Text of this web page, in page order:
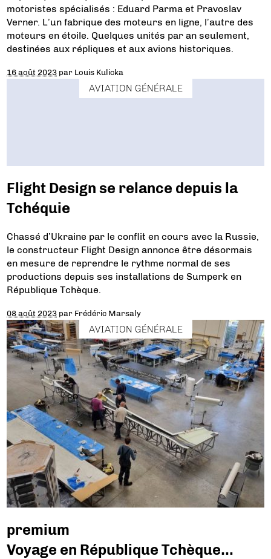
motoristes spécialisés : Eduard Parma et Pravoslav
Verner. L’un fabrique des moteurs en ligne, l’autre des
moteurs en étoile. Quelques unités par an seulement,
destinées aux répliques et aux avions historiques.
16 août 2023 par Louis Kulicka
AVIATION GÉNÉRALE
Flight Design se relance depuis la
Tchéquie
Chassé d’Ukraine par le conflit en cours avec la Russie,
le constructeur Flight Design annonce être désormais
en mesure de reprendre le rythme normal de ses
productions depuis ses installations de Sumperk en
République Tchèque.
08 août 2023 par Frédéric Marsaly
AVIATION GÉNÉRALE
premium
Voyage en République Tchèque…